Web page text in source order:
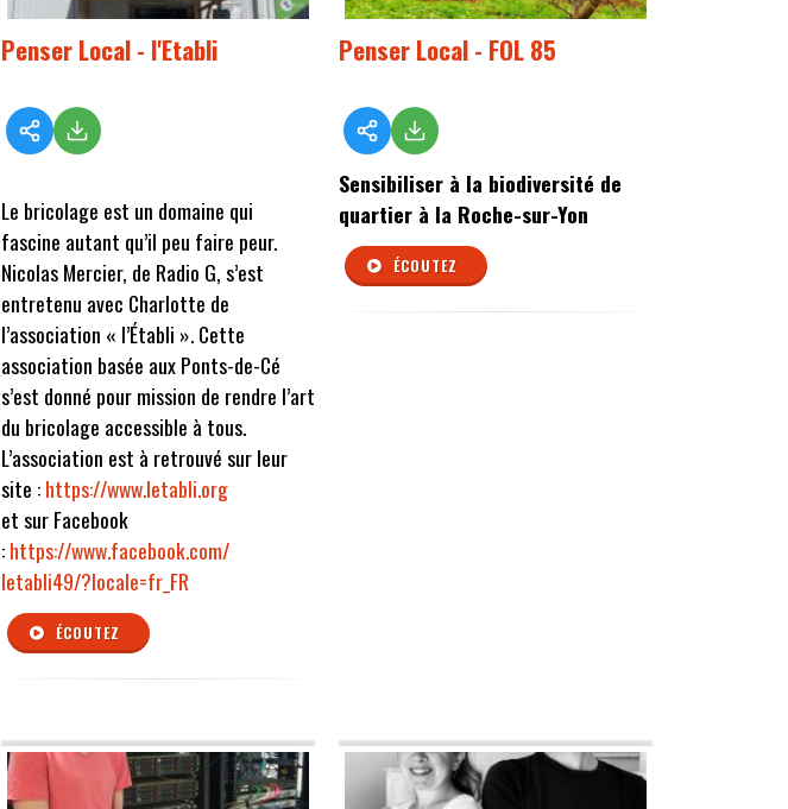
Penser Local - l'Etabli
Le bricolage est un domaine qui
fascine autant qu’il peu faire peur.
Nicolas Mercier, de Radio G, s’est
entretenu avec Charlotte de
l’association « l’Établi ». Cette
association basée aux Ponts-de-Cé
s’est donné pour mission de rendre l’art
du bricolage accessible à tous.
L’association est à retrouvé sur leur
site :https://www.letabli.org
et sur Facebook
:https://www.facebook.com/
letabli49/?locale=fr_FR
ÉCOUTEZ
Penser Local - FOL 85
Sensibiliser à la biodiversité de
quartier à la Roche-sur-Yon
ÉCOUTEZ